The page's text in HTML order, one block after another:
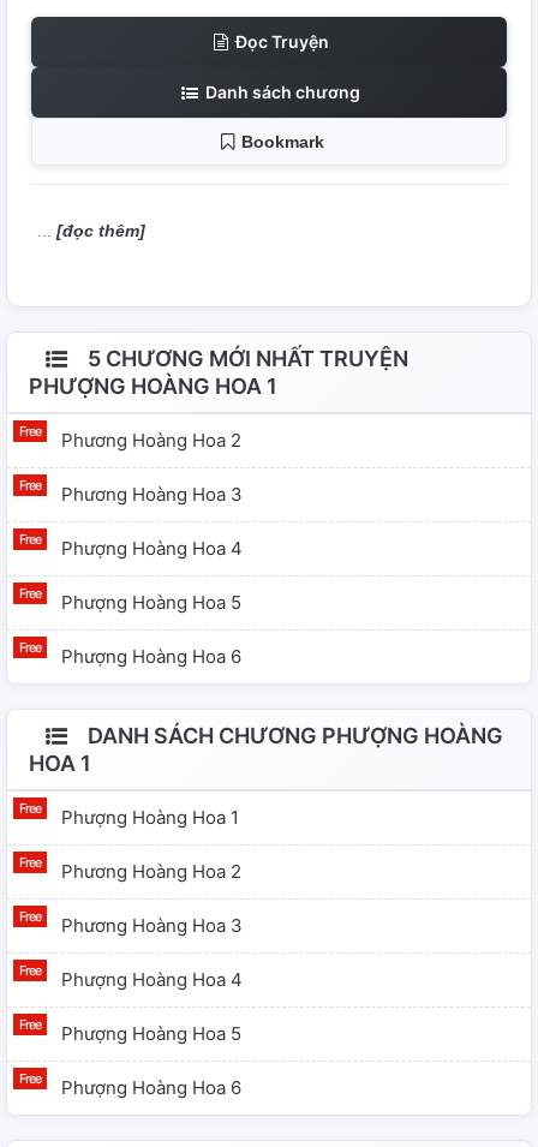
Đọc Truyện
Danh sách chương
Bookmark
[đọc thêm]
5 CHƯƠNG MỚI NHẤT TRUYỆN
PHƯỢNG HOÀNG HOA 1
Phương Hoàng Hoa 2
Phương Hoàng Hoa 3
Phượng Hoàng Hoa 4
Phượng Hoàng Hoa 5
Phượng Hoàng Hoa 6
DANH SÁCH CHƯƠNG PHƯỢNG HOÀNG
HOA 1
Phượng Hoàng Hoa 1
Phương Hoàng Hoa 2
Phương Hoàng Hoa 3
Phượng Hoàng Hoa 4
Phượng Hoàng Hoa 5
Phượng Hoàng Hoa 6